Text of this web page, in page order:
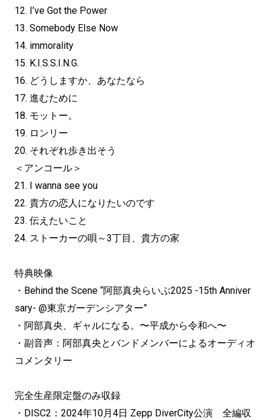
12. I’ve Got the Power
13. Somebody Else Now
14. immorality
15. K.I.S.S.I.N.G.
16. どうしますか、あなたなら
17. 進むために
18. モットー。
19. ロンリー
20. それぞれ歩き出そう
＜アンコール＞
21. I wanna see you
22. 貴方の恋人になりたいのです
23. 伝えたいこと
24. ストーカーの唄～3丁目、貴方の家
特典映像
・Behind the Scene “阿部真央らいぶ2025 -15th Anniver
sary- @東京ガーデンシアター”
・阿部真央、ギャルになる。〜平成から令和へ〜
・副音声：阿部真央とバンドメンバーによるオーディオ
コメンタリー
完全生産限定盤のみ収録
・DISC2：2024年10月4日 Zepp DiverCity公演 全編収